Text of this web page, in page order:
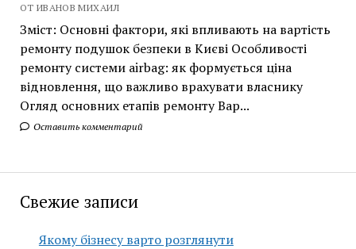
ОТ ИВАНОВ МИХАИЛ
Зміст: Основні фактори, які впливають на вартість
ремонту подушок безпеки в Києві Особливості
ремонту системи airbag: як формується ціна
відновлення, що важливо врахувати власнику
Огляд основних етапів ремонту Вар...
Оставить комментарий
Свежие записи
Якому бізнесу варто розглянути